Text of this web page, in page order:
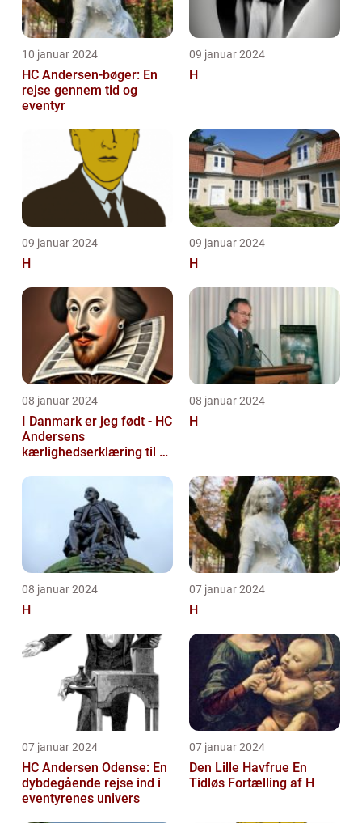
10 januar 2024
HC Andersen-bøger: En
rejse gennem tid og
eventyr
09 januar 2024
H
09 januar 2024
H
09 januar 2024
H
08 januar 2024
I Danmark er jeg født - HC
Andersens
kærlighedserklæring til sit
08 januar 2024
H
08 januar 2024
H
07 januar 2024
H
07 januar 2024
HC Andersen Odense: En
dybdegående rejse ind i
eventyrenes univers
07 januar 2024
Den Lille Havfrue En
Tidløs Fortælling af H